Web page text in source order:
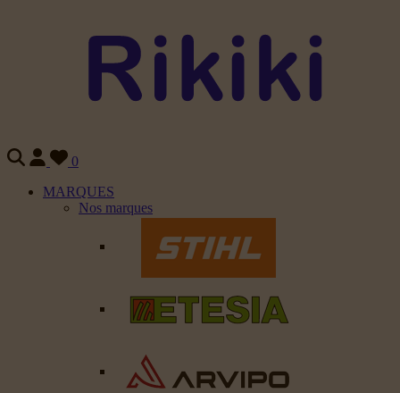
0
MARQUES
Nos marques